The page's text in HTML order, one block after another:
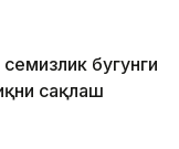
бугунги
сақлаш